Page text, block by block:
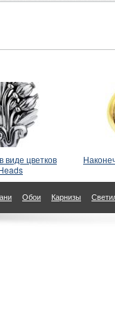
виде цветков
Обои Карнизы